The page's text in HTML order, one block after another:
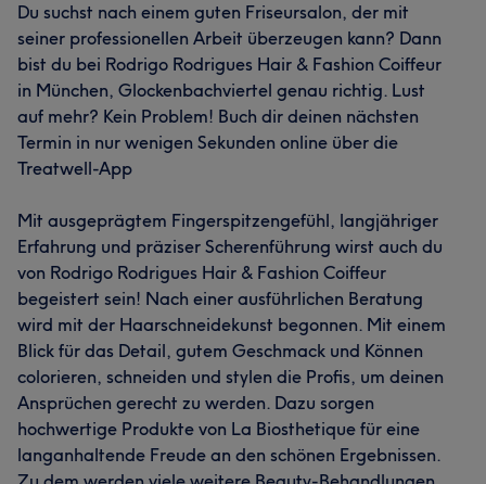
Du suchst nach einem guten Friseursalon, der mit
seiner professionellen Arbeit überzeugen kann? Dann
bist du bei Rodrigo Rodrigues Hair & Fashion Coiffeur
in München, Glockenbachviertel genau richtig. Lust
auf mehr? Kein Problem! Buch dir deinen nächsten
Termin in nur wenigen Sekunden online über die
Treatwell-App
Mit ausgeprägtem Fingerspitzengefühl, langjähriger
Erfahrung und präziser Scherenführung wirst auch du
von Rodrigo Rodrigues Hair & Fashion Coiffeur
begeistert sein! Nach einer ausführlichen Beratung
wird mit der Haarschneidekunst begonnen. Mit einem
Blick für das Detail, gutem Geschmack und Können
colorieren, schneiden und stylen die Profis, um deinen
Ansprüchen gerecht zu werden. Dazu sorgen
hochwertige Produkte von La Biosthetique für eine
langanhaltende Freude an den schönen Ergebnissen.